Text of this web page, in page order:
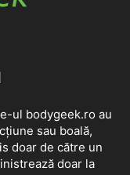
ul bodygeek.ro au
sau boală,
doar de către un
doar la